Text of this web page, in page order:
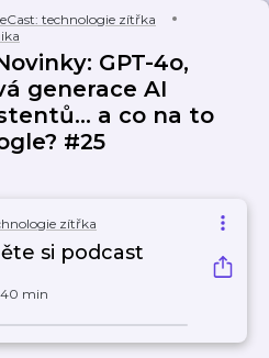
technologie zítřka
GPT-4o,
generace AI
a co na to
#25
zítřka
si podcast
40 min